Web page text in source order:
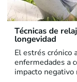
Técnicas de
longevidad
El estrés crónico
enfermedades a
impacto negativo